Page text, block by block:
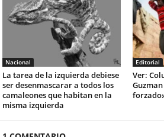
Nacional
La tarea de la izquierda debiese
ser desenmascarar a todos los
camaleones que habitan en la
misma izquierda
Editorial
Ver: